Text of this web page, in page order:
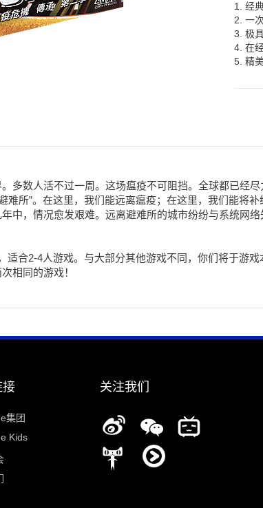
1. 经
2. 一
3. 极
4. 在
5. 精
多数人活不过一周。这场瘟疫不可阻挡。全球都已经
难所”。在这里，我们能远离瘟疫；在这里，我们能将
中，情况愈发艰难。远离避难所的城市纷纷与系统网
适合2-4人游戏。与大部分其他游戏不同，你们将于游
相同的游戏！
接
集团
Kids
关注我们